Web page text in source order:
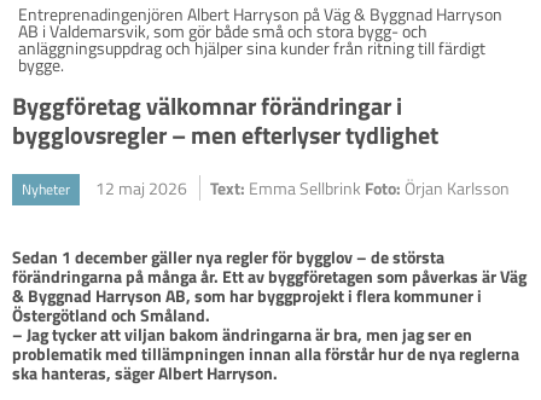
Entreprenadingenjören Albert Harryson på Väg & Byggnad Harryson
AB i Valdemarsvik, som gör både små och stora bygg- och
anläggningsuppdrag och hjälper sina kunder från ritning till färdigt
bygge.
Byggföretag välkomnar förändringar i
bygglovsregler – men efterlyser tydlighet
Nyheter 12 maj 2026 Text: Emma Sellbrink Foto: Örjan Karlsson
Sedan 1 december gäller nya regler för bygglov – de största
förändringarna på många år. Ett av byggföretagen som påverkas är Väg
& Byggnad Harryson AB, som har byggprojekt i flera kommuner i
Östergötland och Småland.
– Jag tycker att viljan bakom ändringarna är bra, men jag ser en
problematik med tillämpningen innan alla förstår hur de nya reglerna